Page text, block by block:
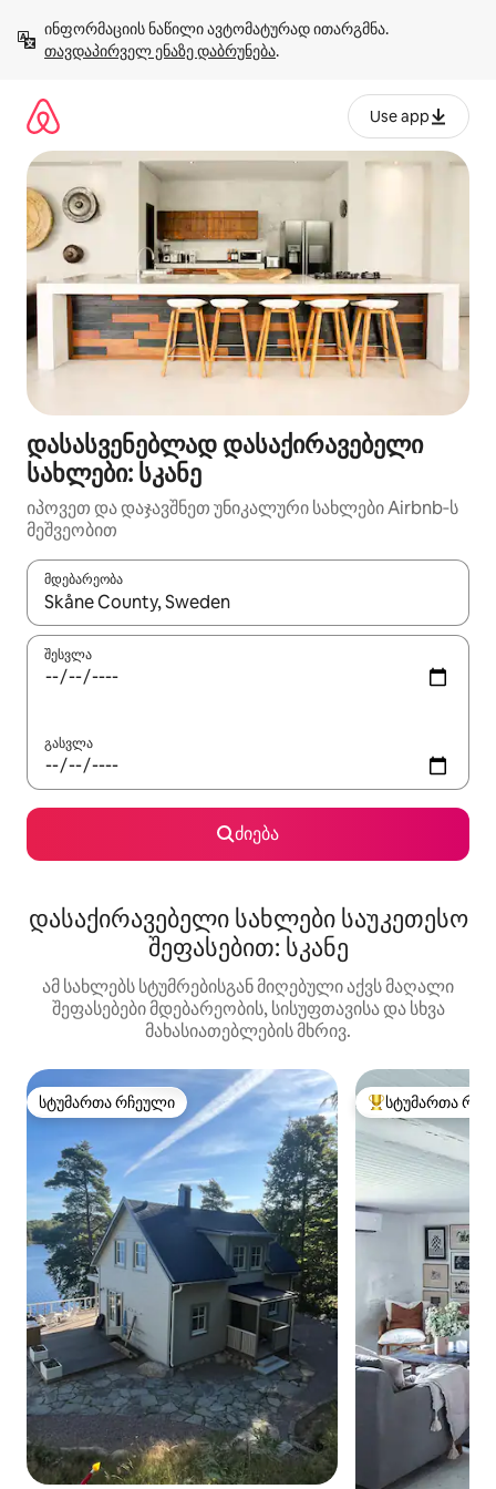
გადასვლა
თავდაპირველ ენაზე დაბრუნება.
Use app
დასასვენებლად დასაქირავებელი
სახლები: სკანე
იპოვეთ და დაჯავშნეთ უნიკალური სახლები Airbnb‑ს
მეშვეობით
მდებარეობა
როცა შედეგები ხელმისაწვდომი გახდება, ნავიგაციისთვის
შესვლა
გასვლა
ძიება
დასაქირავებელი სახლები საუკეთესო
შეფასებით: სკანე
ამ სახლებს სტუმრებისგან მიღებული აქვს მაღალი
შეფასებები მდებარეობის, სისუფთავისა და სხვა
მახასიათებლების მხრივ.
სტუმართა რჩეული
სტუმართა რჩეული სტუმართა
სტუმართა